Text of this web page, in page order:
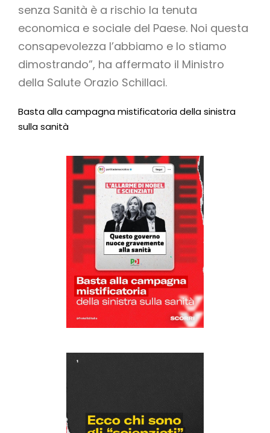
senza Sanità è a rischio la tenuta
economica e sociale del Paese. Noi questa
consapevolezza l’abbiamo e lo stiamo
dimostrando”, ha affermato il Ministro
della Salute Orazio Schillaci.
Basta alla campagna mistificatoria della sinistra
sulla sanità